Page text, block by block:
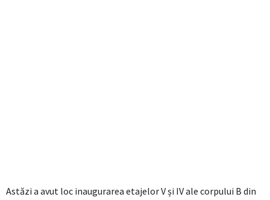
Astăzi a avut loc inaugurarea etajelor V și IV ale corpului B din